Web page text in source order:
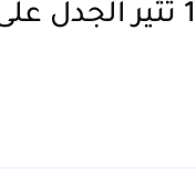
ورقة امتحان تانية إبتدائي